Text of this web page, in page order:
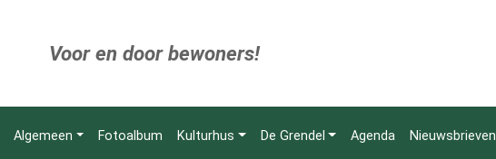
Voor en door bewoners!
Algemeen Fotoalbum Kulturhus De Grendel Agenda Nieuwsbrieven